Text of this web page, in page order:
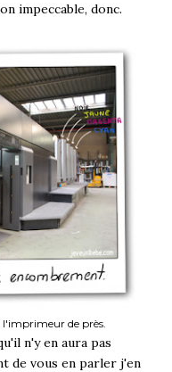
impeccable, donc.
l'imprimeur de près.
n'y en aura pas
de vous en parler j'en